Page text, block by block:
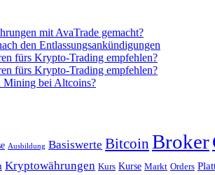
mit AvaTrade gemacht?
den Entlassungsankündigungen
fürs Krypto-Trading empfehlen?
fürs Krypto-Trading empfehlen?
Mining bei Altcoins?
Ausbildung Basiswerte Bitcoin Broker
Kryptowährungen Kurs Kurse Markt Orders